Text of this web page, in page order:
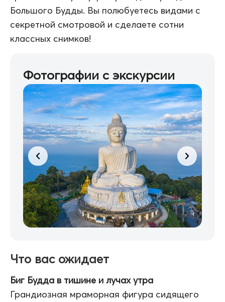
Большого Будды. Вы полюбуетесь видами с
секретной смотровой и сделаете сотни
классных снимков!
Фотографии с экскурсии
Что вас ожидает
Биг Будда в тишине и лучах утра
Грандиозная мраморная фигура сидящего